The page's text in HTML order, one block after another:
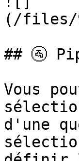
(/files/
## 🚰
Vous
d'une